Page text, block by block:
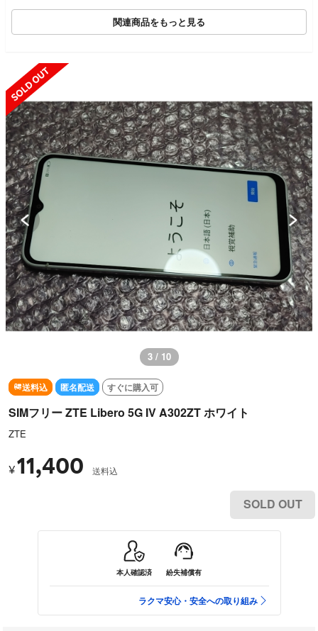
関連商品をもっと見る
3 / 10
送料込 匿名配送 すぐに購入可
SIMフリー ZTE Libero 5G IV A302ZT ホワイト
ZTE
¥11,400 送料込
SOLD OUT
本人確認済 紛失補償有
ラクマ安心・安全への取り組み